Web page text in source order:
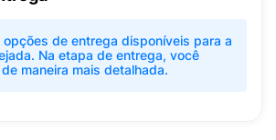
de entrega disponíveis para a
Na etapa de entrega, você
maneira mais detalhada.